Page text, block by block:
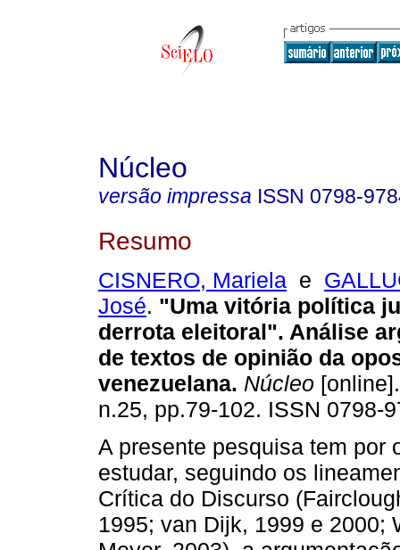
Núcleo
versão impressa ISSN 0798-
Resumo
CISNERO, Mariela e
José. "Uma vitória política
derrota eleitoral". Análise
de textos de opinião da
venezuelana. Núcleo
n.25, pp.79-102. ISSN 0798-
A presente pesquisa tem por
estudar, seguindo os
Crítica do Discurso
1995; van Dijk, 1999 e 2000;